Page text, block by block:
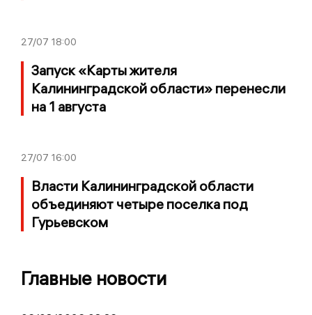
27/07 18:00
Запуск «Карты жителя
Калининградской области» перенесли
на 1 августа
27/07 16:00
Власти Калининградской области
объединяют четыре поселка под
Гурьевском
Главные новости